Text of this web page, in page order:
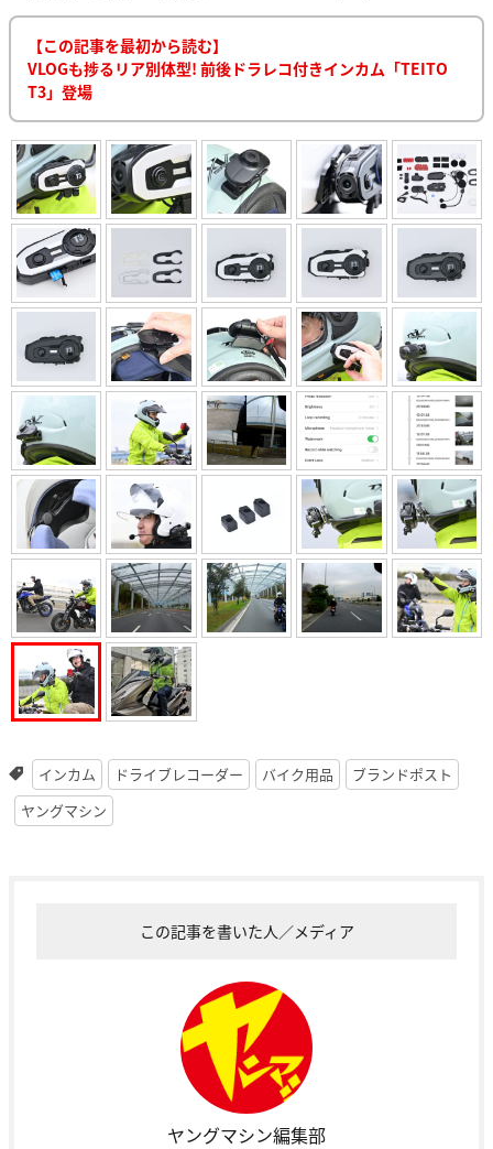
【この記事を最初から読む】
VLOGも捗るリア別体型! 前後ドラレコ付きインカム「TEITO
T3」登場
インカム ドライブレコーダー バイク用品
ブランドポスト
ヤングマシン
この記事を書いた人／メディア
ヤングマシン編集部